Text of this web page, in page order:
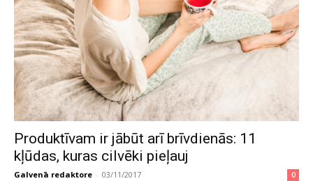
Produktīvam ir jābūt arī brīvdienās: 11
kļūdas, kuras cilvēki pieļauj
Galvenā redaktore - 03/11/2017 0